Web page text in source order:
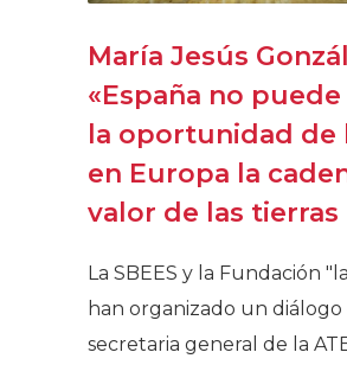
María Jesús
«España no
la oportunidad de
en Europa la
valor de las tierras
La SBEES y la Fundación
han organizado un
secretaria general de la